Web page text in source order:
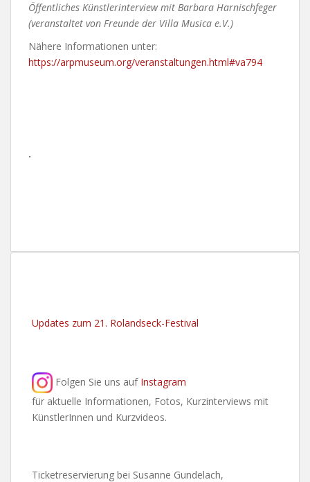
Öffentliches Künstlerinterview mit Barbara Harnischfeger
(veranstaltet von Freunde der Villa Musica e.V.)
Nähere Informationen unter:
https://arpmuseum.org/veranstaltungen.html#va794
.
Updates zum 21. Rolandseck-Festival
Folgen Sie uns auf Instagram
für aktuelle Informationen, Fotos, Kurzinterviews mit
KünstlerInnen und Kurzvideos.
Ticketreservierung bei Susanne Gundelach,